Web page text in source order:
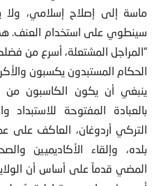
ماسة إلى إصلاح إسلامي، ولا
سينطوي على استخدام العنف.
“المراجل المشتعلة، أسرع من
الحكام المستبدون يكسبون
ينبغي أن يكون الكاسبون من
بالعبادة المفتوحة
التركي أردوغان، العاكف على
بلده، وإلقاء الأكاديميين
المضي قدماً على أساس أن